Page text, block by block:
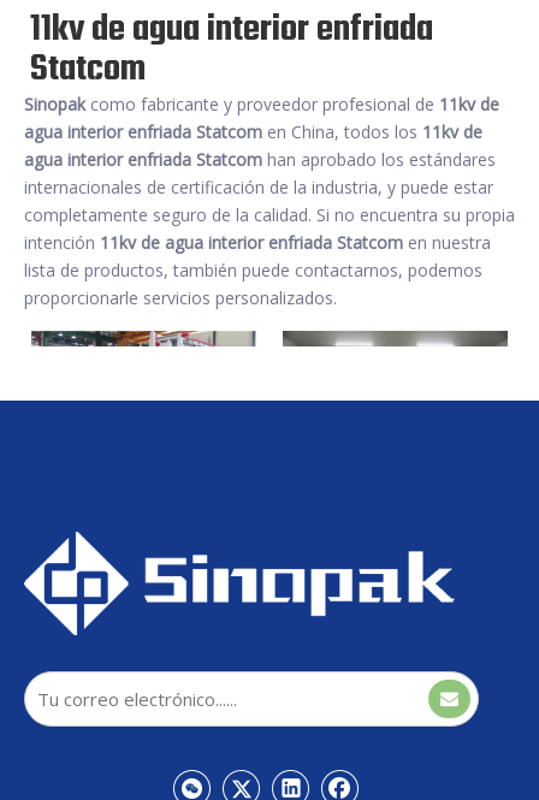
11kv de agua interior enfriada
Statcom
Sinopakcomo fabricante y proveedor profesional de 11kv de
agua interior enfriada Statcom en China, todos los 11kv de
agua interior enfriada Statcom han aprobado los estándares
internacionales de certificación de la industria, y puede estar
completamente seguro de la calidad. Si no encuentra su propia
intención 11kv de agua interior enfriada Statcom en nuestra
lista de productos, también puede contactarnos, podemos
proporcionarle servicios personalizados.
agua para interiores Sinopak
de 11 kV para ESTACIÓN de
generación de energía
fotovoltaica
kV para fluctuación de
voltaje